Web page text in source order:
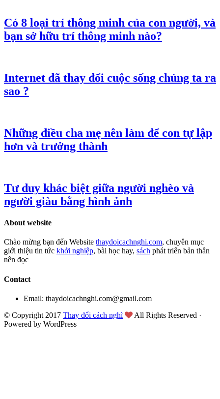
Có 8 loại trí thông minh của con người, và
bạn sở hữu trí thông minh nào?
Internet đã thay đổi cuộc sống chúng ta ra
sao ?
Những điều cha mẹ nên làm để con tự lập
hơn và trưởng thành
Tư duy khác biệt giữa người nghèo và
người giàu bằng hình ảnh
About website
Chào mừng bạn đến Website thaydoicachnghi.com, chuyên mục
giới thiệu tin tức khởi nghiệp, bài học hay, sách phát triển bản thân
nên đọc
Contact
Email: thaydoicachnghi.com@gmail.com
© Copyright 2017 Thay đổi cách nghĩ
All Rights Reserved ·
Powered by WordPress